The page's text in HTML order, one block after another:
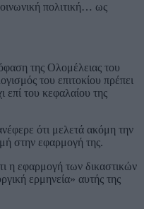
πολιτική… ως
της Ολομέλειας του
του επιτοκίου πρέπει
επί του κεφαλαίου της
ότι μελετά ακόμη την
στην εφαρμογή της.
η εφαρμογή των δικαστικών
ερμηνεία» αυτής της